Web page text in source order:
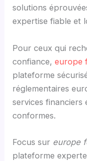
solutions
expertise fiable et
Pour ceux qui
confiance,europe
plateforme
réglementaires
services
conformes.
Focus sur europe
plateforme